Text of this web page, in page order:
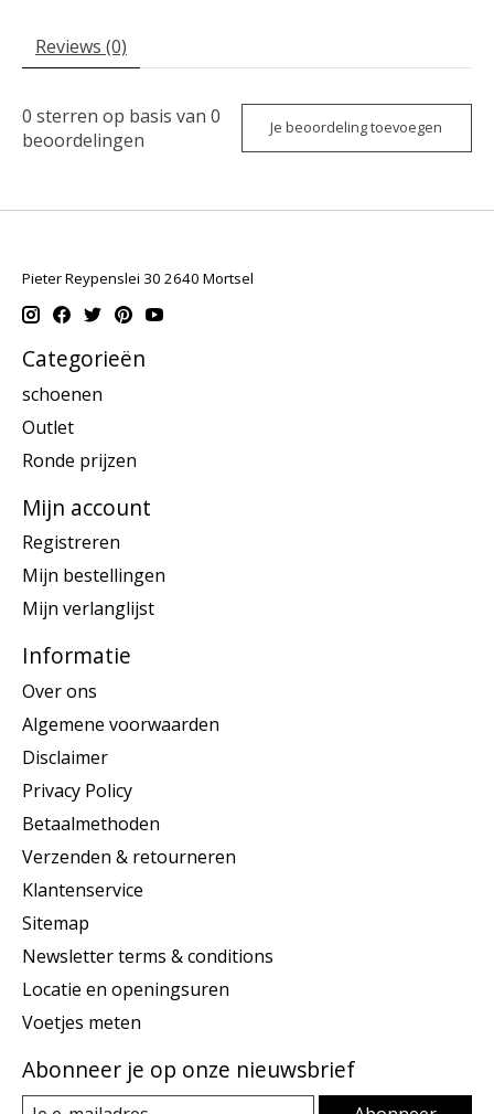
Reviews (0)
0 sterren op basis van 0
beoordelingen
Je beoordeling toevoegen
Pieter Reypenslei 30 2640 Mortsel
Categorieën
schoenen
Outlet
Ronde prijzen
Mijn account
Registreren
Mijn bestellingen
Mijn verlanglijst
Informatie
Over ons
Algemene voorwaarden
Disclaimer
Privacy Policy
Betaalmethoden
Verzenden & retourneren
Klantenservice
Sitemap
Newsletter terms & conditions
Locatie en openingsuren
Voetjes meten
Abonneer je op onze nieuwsbrief